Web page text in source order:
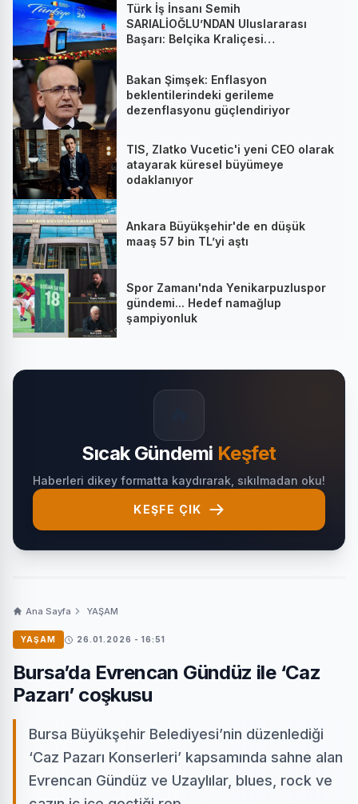
Türk İş İnsanı Semih
SARIALİOĞLU’NDAN Uluslararası
Başarı: Belçika Kraliçesi
Bakan Şimşek: Enflasyon
beklentilerindeki gerileme
dezenflasyonu güçlendiriyor
TIS, Zlatko Vucetic'i yeni CEO olarak
atayarak küresel büyümeye
odaklanıyor
Ankara Büyükşehir'de en düşük
maaş 57 bin TL’yi aştı
Spor Zamanı'nda Yenikarpuzluspor
gündemi... Hedef namağlup
şampiyonluk
Sıcak Gündemi Keşfet
Haberleri dikey formatta kaydırarak, sıkılmadan oku!
KEŞFE ÇIK
Ana Sayfa YAŞAM
YAŞAM 26.01.2026 - 16:51
Bursa’da Evrencan Gündüz ile ‘Caz
Pazarı’ coşkusu
Bursa Büyükşehir Belediyesi’nin düzenlediği
‘Caz Pazarı Konserleri’ kapsamında sahne alan
Evrencan Gündüz ve Uzaylılar, blues, rock ve